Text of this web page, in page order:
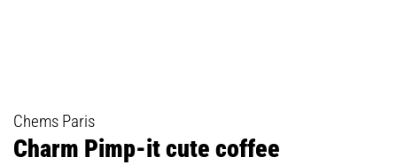
Chems Paris
Charm Pimp-it cute coffee